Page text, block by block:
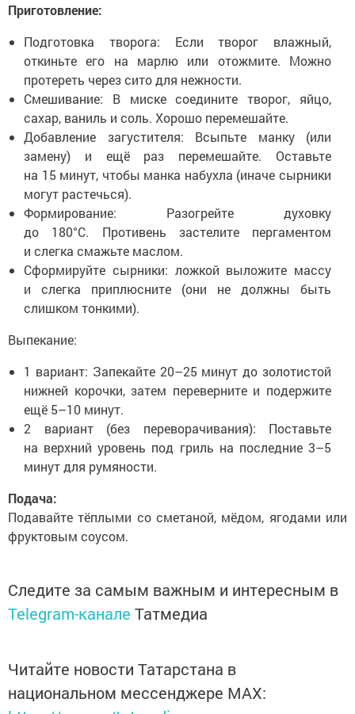
Приготовление:
Подготовка творога: Если творог влажный,
откиньте его на марлю или отожмите. Можно
протереть через сито для нежности.
Смешивание: В миске соедините творог, яйцо,
сахар, ваниль и соль. Хорошо перемешайте.
Добавление загустителя: Всыпьте манку (или
замену) и ещё раз перемешайте. Оставьте
на 15 минут, чтобы манка набухла (иначе сырники
могут растечься).
Формирование: Разогрейте духовку
до 180°C. Противень застелите пергаментом
и слегка смажьте маслом.
Сформируйте сырники: ложкой выложите массу
и слегка приплюсните (они не должны быть
слишком тонкими).
Выпекание:
1 вариант: Запекайте 20–25 минут до золотистой
нижней корочки, затем переверните и подержите
ещё 5–10 минут.
2 вариант (без переворачивания): Поставьте
на верхний уровень под гриль на последние 3–5
минут для румяности.
Подача:
Подавайте тёплыми со сметаной, мёдом, ягодами или
фруктовым соусом.
Следите за самым важным и интересным в
Telegram-канале Татмедиа
Читайте новости Татарстана в
национальном мессенджере MАХ: